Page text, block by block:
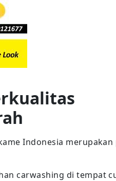
Indonesia
carwashing di tempat